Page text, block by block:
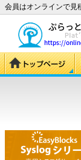
会員はオンラインで見